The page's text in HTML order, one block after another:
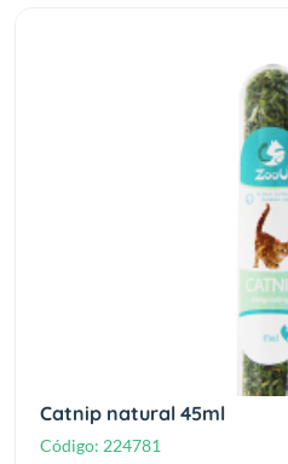
Catnip natural 45ml
Código: 224781